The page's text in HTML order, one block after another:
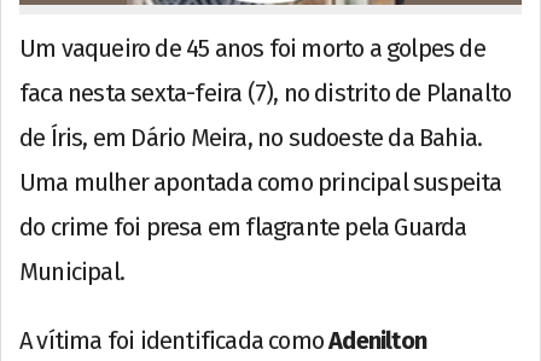
Um vaqueiro de 45 anos foi morto a golpes de
faca nesta sexta-feira (7), no distrito de Planalto
de Íris, em Dário Meira, no sudoeste da Bahia.
Uma mulher apontada como principal suspeita
do crime foi presa em flagrante pela Guarda
Municipal.
A vítima foi identificada comoAdenilton